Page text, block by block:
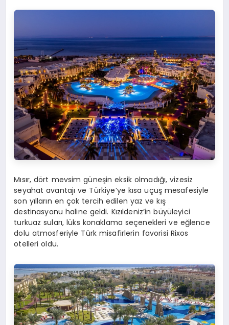
Mısır, dört mevsim güneşin eksik olmadığı, vizesiz
seyahat avantajı ve Türkiye’ye kısa uçuş mesafesiyle
son yılların en çok tercih edilen yaz ve kış
destinasyonu haline geldi. Kızıldeniz’in büyüleyici
turkuaz suları, lüks konaklama seçenekleri ve eğlence
dolu atmosferiyle Türk misafirlerin favorisi Rixos
otelleri oldu.